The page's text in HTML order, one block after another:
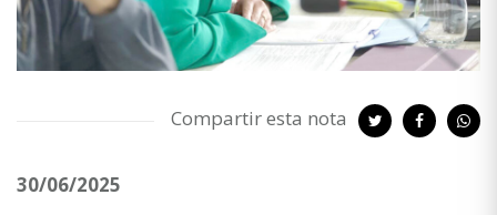
Compartir esta nota
30/06/2025